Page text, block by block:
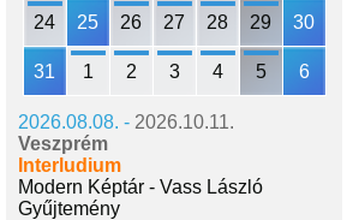
24 25 26 27 28 29 30
31 1 2 3 4 5 6
2026.08.08. - 2026.10.11.
Veszprém
Interludium
Modern Képtár - Vass László
Gyűjtemény